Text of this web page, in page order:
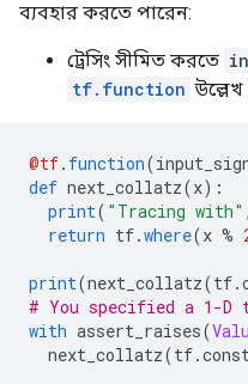
ব্যবহার করতে পারেন:
ট্রেসিং সীমিত করতে
tf.function
@tf. function(
def next_collatz(x):
print( "Tracing with" ,
return tf.where(x %
print(next_collatz(tf.
# You specified a 1-
with assert_raises(
next_collatz(tf.